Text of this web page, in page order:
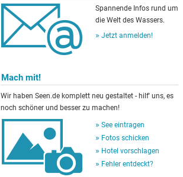
Spannende Infos rund um
die Welt des Wassers.
Jetzt anmelden!
Mach mit!
Wir haben Seen.de komplett neu gestaltet - hilf' uns, es
noch schöner und besser zu machen!
See eintragen
Fotos schicken
Hotel vorschlagen
Fehler entdeckt?